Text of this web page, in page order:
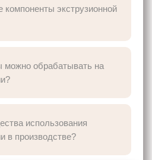
компоненты экструзионной
можно обрабатывать на
использования
в производстве?